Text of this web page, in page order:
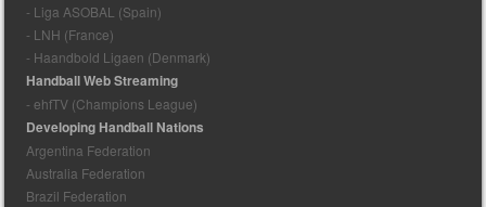
- Liga ASOBAL (Spain)
- LNH (France)
- Haandbold Ligaen (Denmark)
Handball Web Streaming
- ehfTV (Champions League)
Developing Handball Nations
Argentina Federation
Australia Federation
Brazil Federation